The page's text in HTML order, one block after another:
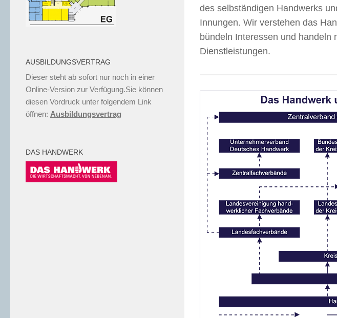
des selbständigen Handwerks
Innungen. Wir verstehen das
bündeln Interessen und handeln
Dienstleistungen.
AUSBILDUNGSVERTRAG
Dieser steht ab sofort nur noch in einer
Online-Version zur Verfügung.Sie können
diesen Vordruck unter folgendem Link
öffnen: Ausbildungsvertrag
DAS HANDWERK